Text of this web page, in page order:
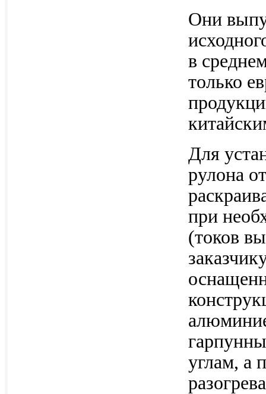
Они
в
только
Для
рулона
при
(токов
углам, а